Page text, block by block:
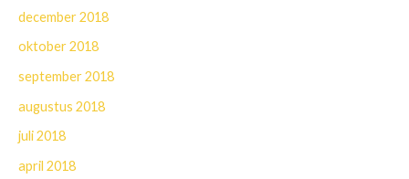
december 2018
oktober 2018
september 2018
augustus 2018
juli 2018
april 2018